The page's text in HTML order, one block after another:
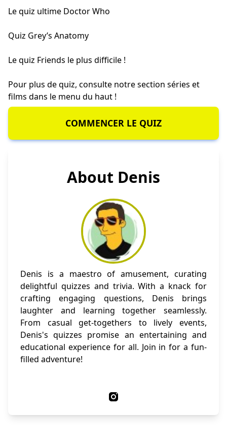
Le quiz ultime Doctor Who
Quiz Grey’s Anatomy
Le quiz Friends le plus difficile !
Pour plus de quiz, consulte notre section séries et
films dans le menu du haut !
COMMENCER LE QUIZ
About Denis
Denis is a maestro of amusement, curating
delightful quizzes and trivia. With a knack for
crafting engaging questions, Denis brings
laughter and learning together seamlessly.
From casual get-togethers to lively events,
Denis's quizzes promise an entertaining and
educational experience for all. Join in for a fun-
filled adventure!